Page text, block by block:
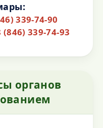
339-74-90
(846) 339-74-93
органов